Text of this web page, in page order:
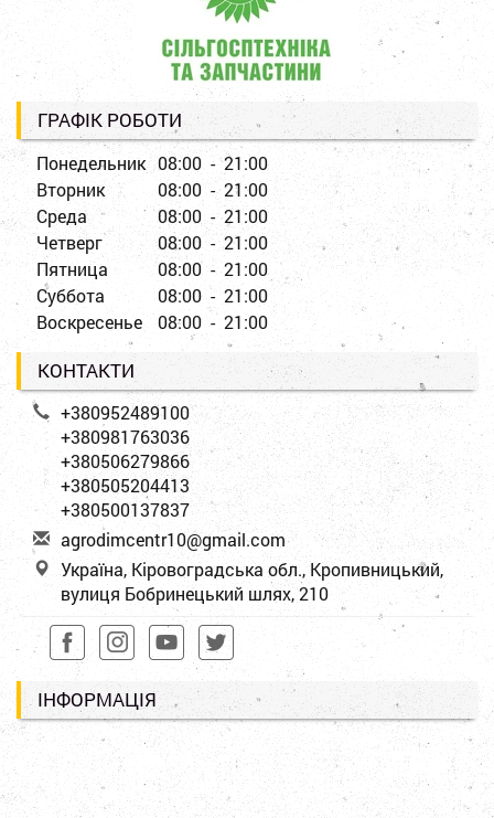
ГРАФІК РОБОТИ
Понедельник 08:00 - 21:00
Вторник
08:00 - 21:00
Среда
08:00 - 21:00
Четверг
08:00 - 21:00
Пятница
08:00 - 21:00
Суббота
08:00 - 21:00
Воскресенье
08:00 - 21:00
КОНТАКТИ
+380952489100
+380981763036
+380506279866
+380505204413
+380500137837
agrodimcentr10@gmail.com
Україна, Кіровоградська обл., Кропивницький,
вулиця Бобринецький шлях, 210
ІНФОРМАЦІЯ